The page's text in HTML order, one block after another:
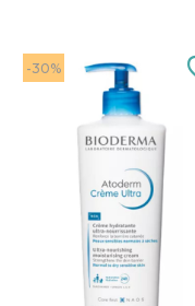
-30%